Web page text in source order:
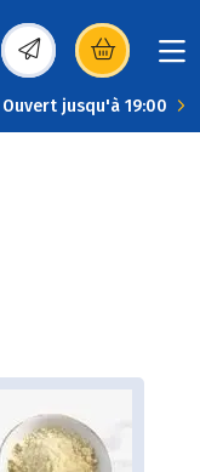
(s’ouvre dans une
Ouvert jusqu'à 19:00